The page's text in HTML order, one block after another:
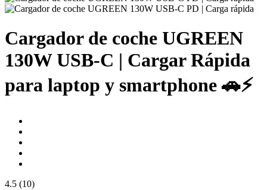
Cargador de coche UGREEN
130W USB-C | Cargar Rápida
para laptop y smartphone 🚗⚡
4.5 (10)